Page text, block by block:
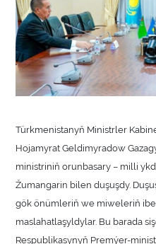
Türkmenistanyň Ministrler
Hojamyrat Geldimyradow
ministriniň orunbasary – milli
Žumangarin bilen duşuşdy.
gök önümleriň we miweleriň
maslahatlaşyldylar. Bu barada
Respublikasynyň Premýer-